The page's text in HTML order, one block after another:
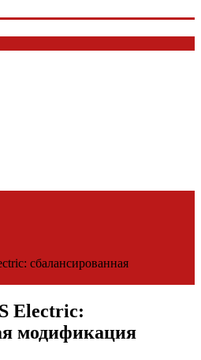
сбалансированная
Electric:
модификация